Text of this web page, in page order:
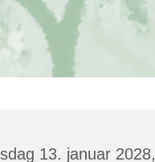
13. januar 2028,